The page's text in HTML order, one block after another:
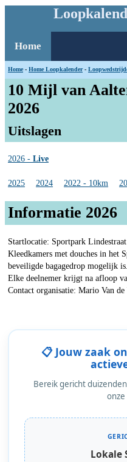
Home
Home - Home Loopkalender-
10 Mijl van
2026
Uitslagen
2026 - Live
2025 2024 2022 - 10km
Informatie 2026
Startlocatie: Sportpark
Kleedkamers met douches in het
beveiligde bagagedrop mogelijk is.
Elke deelnemer krijgt na afloop
Contact organisatie: Mario Van
📋 Jouw zaak
Bereik gericht
Lokale